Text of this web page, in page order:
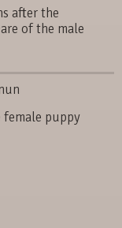
after the
of the male
puppy